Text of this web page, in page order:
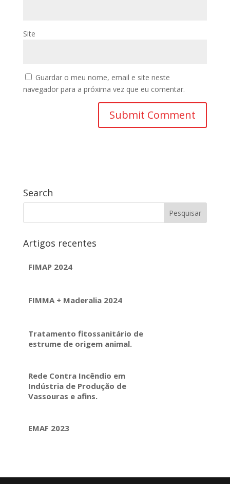
Site
Guardar o meu nome, email e site neste
navegador para a próxima vez que eu comentar.
Search
Artigos recentes
FIMAP 2024
FIMMA + Maderalia 2024
Tratamento fitossanitário de
estrume de origem animal.
Rede Contra Incêndio em
Indústria de Produção de
Vassouras e afins.
EMAF 2023